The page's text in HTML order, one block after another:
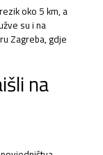
oko 5 km, a
su i na
Zagreba, gdje
na